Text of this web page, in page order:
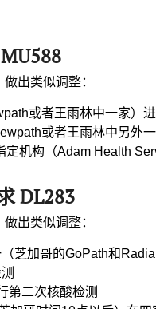
做出类似调整：
或者王雨林中一家）
或者王雨林中另外
机构（Adam Health
DL283
做出类似调整：
芝加哥的GoPath和
第二次核酸检测